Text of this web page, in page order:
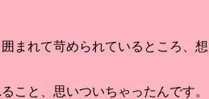
まれて苛められているところ、想
こと、思いついちゃったんです。